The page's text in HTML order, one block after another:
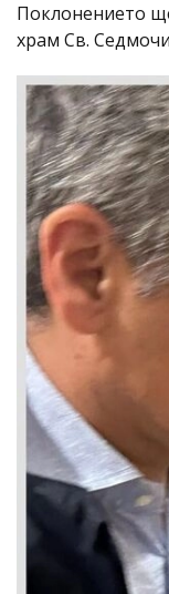
Поклонението
храм Св.